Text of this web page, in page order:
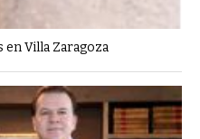
Villa Zaragoza